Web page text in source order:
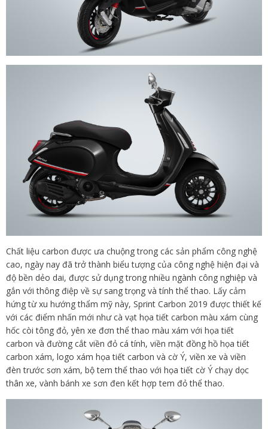
Chất liệu carbon được ưa chuộng trong các sản phẩm công nghệ
cao, ngày nay đã trở thành biểu tượng của công nghệ hiện đại và
độ bền dẻo dai, được sử dụng trong nhiều ngành công nghiệp và
gắn với thông điệp về sự sang trọng và tính thể thao. Lấy cảm
hứng từ xu hướng thẩm mỹ này, Sprint Carbon 2019 được thiết kế
với các điểm nhấn mới như cà vạt họa tiết carbon màu xám cùng
hốc còi tông đỏ, yên xe đơn thể thao màu xám với họa tiết
carbon và đường cắt viền đỏ cá tính, viền mặt đồng hồ họa tiết
carbon xám, logo xám họa tiết carbon và cờ Ý, viền xe và viền
đèn trước sơn xám, bộ tem thể thao với họa tiết cờ Ý chạy dọc
thân xe, vành bánh xe sơn đen kết hợp tem đỏ thể thao.